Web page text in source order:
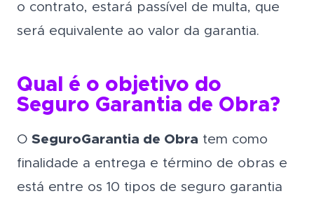
o contrato, estará passível de multa, que
será equivalente ao valor da garantia.
Qual é o objetivo do
Seguro Garantia de Obra?
O SeguroGarantia de Obra tem como
finalidade a entrega e término de obras e
está entre os 10 tipos de seguro garantia